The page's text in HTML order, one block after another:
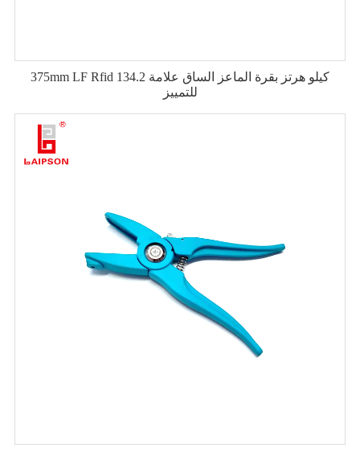
375mm LF Rfid 134.2 كيلو هرتز بقرة الماعز الساق علامة
للتمييز